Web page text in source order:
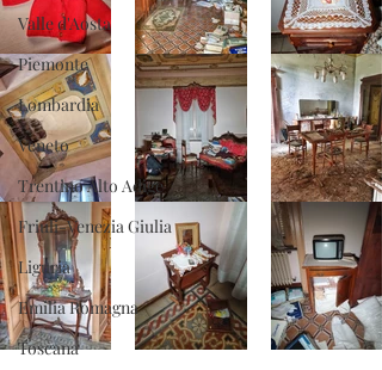
Valle d'Aosta
Piemonte
Lombardia
Veneto
Trentino Alto Adige
Friuli-Venezia Giulia
Liguria
Emilia Romagna
Toscana